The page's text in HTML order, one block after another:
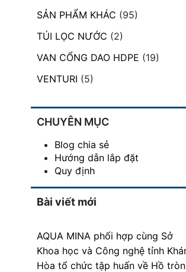
SẢN PHẨM KHÁC (95)
TÚI LỌC NƯỚC (2)
VAN CỔNG DAO HDPE (19)
VENTURI (5)
CHUYÊN MỤC
Blog chia sẻ
Hướng dẫn lắp đặt
Quy định
Bài viết mới
AQUA MINA phối hợp cùng Sở
Khoa học và Công nghệ tỉnh
Hòa tổ chức tập huấn về Hồ tròn